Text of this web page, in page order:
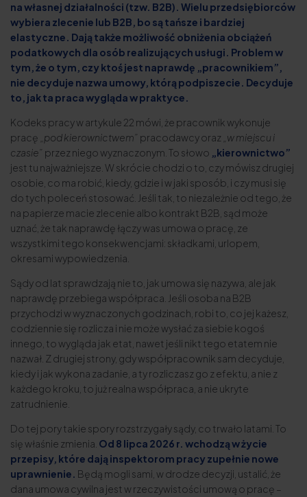
na własnej działalności (tzw. B2B). Wielu przedsiębiorców
wybiera zlecenie lub B2B, bo są tańsze i bardziej
elastyczne. Dają także możliwość obniżenia obciążeń
podatkowych dla osób realizujących usługi. Problem w
tym, że o tym, czy ktoś jest naprawdę „pracownikiem”,
nie decyduje nazwa umowy, którą podpiszecie. Decyduje
to, jak ta praca wygląda w praktyce.
Kodeks pracy w artykule 22 mówi, że pracownik wykonuje
pracę „pod kierownictwem” pracodawcy oraz „w miejscu i
czasie” przez niego wyznaczonym. To słowo „kierownictwo”
jest tu najważniejsze. W skrócie chodzi o to, czy mówisz drugiej
osobie, co ma robić, kiedy, gdzie i w jaki sposób, i czy musi się
do tych poleceń stosować. Jeśli tak, to niezależnie od tego, że
na papierze macie zlecenie albo kontrakt B2B, sąd może
uznać, że tak naprawdę łączy was umowa o pracę, ze
wszystkimi tego konsekwencjami: składkami, urlopem,
okresami wypowiedzenia.
Sądy od lat sprawdzają nie to, jak umowa się nazywa, ale jak
naprawdę przebiega współpraca. Jeśli osoba na B2B
przychodzi w wyznaczonych godzinach, robi to, co jej każesz,
codziennie się rozlicza i nie może wysłać za siebie kogoś
innego, to wygląda jak etat, nawet jeśli nikt tego etatem nie
nazwał. Z drugiej strony, gdy współpracownik sam decyduje,
kiedy i jak wykona zadanie, a ty rozliczasz go z efektu, a nie z
każdego kroku, to już realna współpraca, a nie ukryte
zatrudnienie.
Do tej pory takie spory rozstrzygały sądy, co trwało latami. To
się właśnie zmienia. Od 8 lipca 2026 r. wchodzą w życie
przepisy, które dają inspektorom pracy zupełnie nowe
uprawnienie. Będą mogli sami, w drodze decyzji, ustalić, że
dana umowa cywilna jest w rzeczywistości umową o pracę –